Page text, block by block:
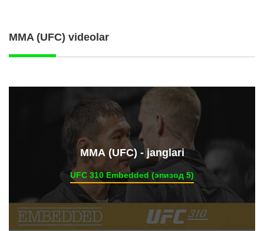
MMA (UFC) videolar
ММА (UFC) - janglari
UFC 310 Embedded (эпизод 5)